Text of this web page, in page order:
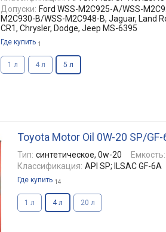
Допуски: Ford WSS-M2C925-A/WSS-
M2C930-B/WSS-M2C948-B, Jaguar, Land
CR1, Chrysler, Dodge, Jeep MS-6395
Где купить 1
1 л 4 л 5 л
Toyota Motor Oil 0W-20 SP/
Тип: синтетическое, 0w-20 Емкость:
Классификация: API SP; ILSAC GF-6A
Где купить 14
1 л 4 л 20 л